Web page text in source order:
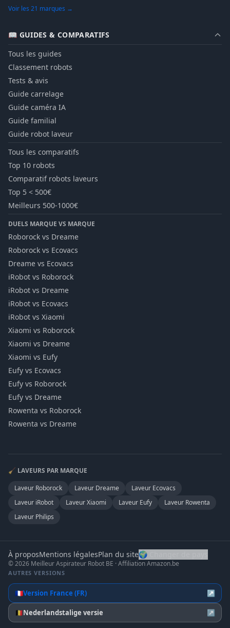
Voir les 21 marques →
📖 GUIDES & COMPARATIFS
Tous les guides
Classement robots
Tests & avis
Guide carrelage
Guide caméra IA
Guide familial
Guide robot laveur
Tous les comparatifs
Top 10 robots
Comparatif robots laveurs
Top 5 < 500€
Meilleurs 500-1000€
DUELS MARQUE VS MARQUE
Roborock vs Dreame
Roborock vs Ecovacs
Dreame vs Ecovacs
iRobot vs Roborock
iRobot vs Dreame
iRobot vs Ecovacs
iRobot vs Xiaomi
Xiaomi vs Roborock
Xiaomi vs Dreame
Xiaomi vs Eufy
Eufy vs Ecovacs
Eufy vs Roborock
Eufy vs Dreame
Rowenta vs Roborock
Rowenta vs Dreame
🧹 LAVEURS PAR MARQUE
Laveur Roborock Laveur Dreame Laveur Ecovacs
Laveur iRobot LaveurXiaomi Laveur Eufy Laveur Rowenta
Laveur Philips
À proposMentions légalesPlan du site🌍 Changer de pays
© 2026 Meilleur Aspirateur Robot BE · Affiliation Amazon.be
AUTRES VERSIONS
🇫🇷Version France (FR) ↗
🇧🇪Nederlandstalige versie ↗